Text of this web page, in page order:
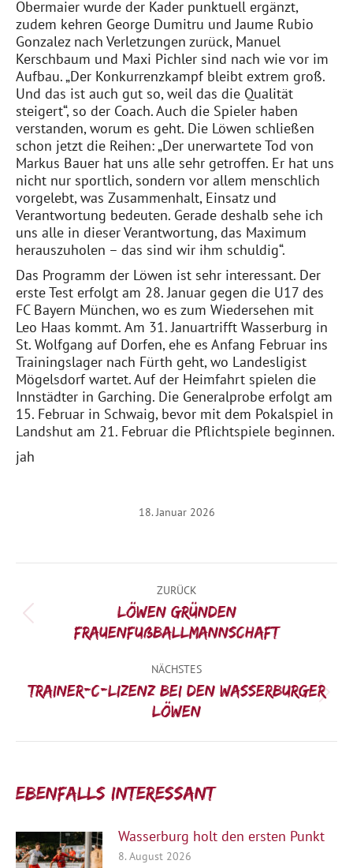
Obermaier wurde der Kader punktuell ergänzt,
zudem kehren George Dumitru und Jaume Rubio
Gonzalez nach Verletzungen zurück, Manuel
Kerschbaum und Maxi Pichler sind nach wie vor im
Aufbau. „Der Konkurrenzkampf bleibt extrem groß.
Und das ist auch gut so, weil das die Qualität
steigert“, so der Coach. Auch die Spieler haben
verstanden, worum es geht. Die Löwen schließen
schon jetzt die Reihen: „Der unerwartete Tod von
Markus Bauer hat uns alle sehr getroffen. Er hat uns
nicht nur sportlich, sondern vor allem menschlich
vorgelebt, was Zusammenhalt, Einsatz und
Verantwortung bedeuten. Gerade deshalb sehe ich
uns alle in dieser Verantwortung, das Maximum
herauszuholen – das sind wir ihm schuldig“.
Das Programm der Löwen ist sehr interessant. Der
erste Test erfolgt am 28. Januar gegen die U17 des
FC Bayern München, wo es zum Wiedersehen mit
Leo Haas kommt. Am 31. Januartrifft Wasserburg in
St. Wolfgang auf Dorfen, ehe es Anfang Februar ins
Trainingslager nach Fürth geht, wo Landesligist
Mögelsdorf wartet. Auf der Heimfahrt spielen die
Innstädter in Garching. Die Generalprobe erfolgt am
15. Februar in Schwaig, bevor mit dem Pokalspiel in
Landshut am 21. Februar die Pflichtspiele beginnen.
jah
18. Januar 2026
ZURÜCK
Vorheriger
Beitrag:
Löwen gründen
Frauenfußballmannschaft
NÄCHSTES
Nächster
Beitrag:
Trainer-C-Lizenz bei den Wasserburger
Löwen
Ebenfalls interessant:
Wasserburg holt den ersten Punkt
8. August 2026